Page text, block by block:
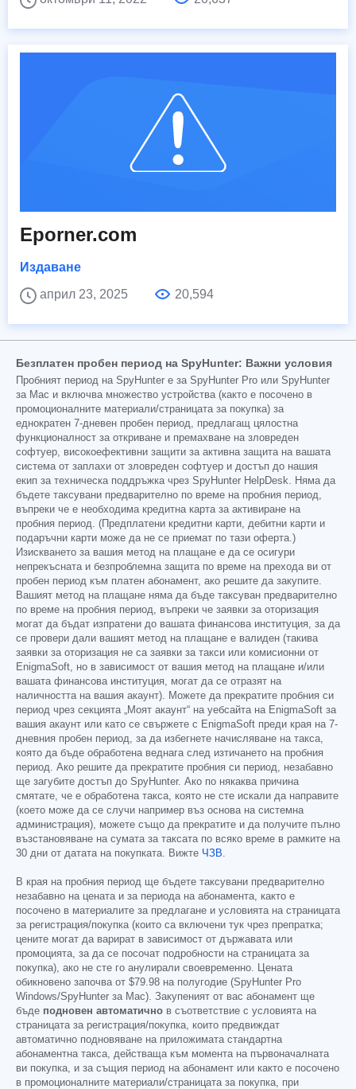
Eporner.com
Издаване
април 23, 2025
20,594
Безплатен пробен период на SpyHunter: Важни условия
Пробният период на SpyHunter е за SpyHunter Pro или SpyHunter
за Mac и включва множество устройства (както е посочено в
промоционалните материали/страницата за покупка) за
еднократен 7-дневен пробен период, предлагащ цялостна
функционалност за откриване и премахване на зловреден
софтуер, високоефективни защити за активна защита на вашата
система от заплахи от зловреден софтуер и достъп до нашия
екип за техническа поддръжка чрез SpyHunter HelpDesk. Няма да
бъдете таксувани предварително по време на пробния период,
въпреки че е необходима кредитна карта за активиране на
пробния период. (Предплатени кредитни карти, дебитни карти и
подаръчни карти може да не се приемат по тази оферта.)
Изискването за вашия метод на плащане е да се осигури
непрекъсната и безпроблемна защита по време на прехода ви от
пробен период към платен абонамент, ако решите да закупите.
Вашият метод на плащане няма да бъде таксуван предварително
по време на пробния период, въпреки че заявки за оторизация
могат да бъдат изпратени до вашата финансова институция, за да
се провери дали вашият метод на плащане е валиден (такива
заявки за оторизация не са заявки за такси или комисионни от
EnigmaSoft, но в зависимост от вашия метод на плащане и/или
вашата финансова институция, могат да се отразят на
наличността на вашия акаунт). Можете да прекратите пробния си
период чрез секцията „Моят акаунт“ на уебсайта на EnigmaSoft за
вашия акаунт или като се свържете с EnigmaSoft преди края на 7-
дневния пробен период, за да избегнете начисляване на такса,
която да бъде обработена веднага след изтичането на пробния
период. Ако решите да прекратите пробния си период, незабавно
ще загубите достъп до SpyHunter. Ако по някаква причина
смятате, че е обработена такса, която не сте искали да направите
(което може да се случи например въз основа на системна
администрация), можете също да прекратите и да получите пълно
възстановяване на сумата за таксата по всяко време в рамките на
30 дни от датата на покупката. Вижте ЧЗВ.
В края на пробния период ще бъдете таксувани предварително
незабавно на цената и за периода на абонамента, както е
посочено в материалите за предлагане и условията на страницата
за регистрация/покупка (които са включени тук чрез препратка;
цените могат да варират в зависимост от държавата или
промоцията, за да се посочат подробности на страницата за
покупка), ако не сте го анулирали своевременно. Цената
обикновено започва от $79.98 на полугодие (SpyHunter Pro
Windows/SpyHunter за Mac). Закупеният от вас абонамент ще
бъде подновен автоматично в съответствие с условията на
страницата за регистрация/покупка, които предвиждат
автоматично подновяване на приложимата стандартна
абонаментна такса, действаща към момента на първоначалната
ви покупка, и за същия период на абонамент или както е посочено
в промоционалните материали/страницата за покупка, при